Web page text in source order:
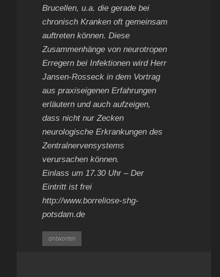
Brucellen, u.a. die gerade bei
chronisch Kranken oft gemeinsam
auftreten können. Diese
Zusammenhänge von neurotropen
Erregern bei Infektionen wird Herr
Jansen-Rosseck in dem Vortrag
aus praxiseigenen Erfahrungen
erläutern und auch aufzeigen,
dass nicht nur Zecken
neurologische Erkrankungen des
Zentralnervensystems
verursachen können.
Einlass um 17.30 Uhr – Der
Eintritt ist frei
http://www.borreliose-shg-
potsdam.de
antworten